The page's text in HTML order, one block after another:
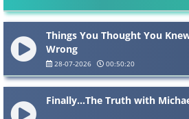
Things You Thought You
Wrong
28-07-2026 00:50:20
Finally…The Truth with